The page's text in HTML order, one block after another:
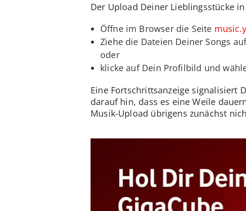
Der Upload Deiner Lieblingsstücke
Öffne im Browser die Seite
Ziehe die Dateien Deiner Songs
oder
klicke auf Dein Profilbild und
Eine Fortschrittsanzeige signalisiert
darauf hin, dass es eine Weile
Musik-Upload übrigens zunächst